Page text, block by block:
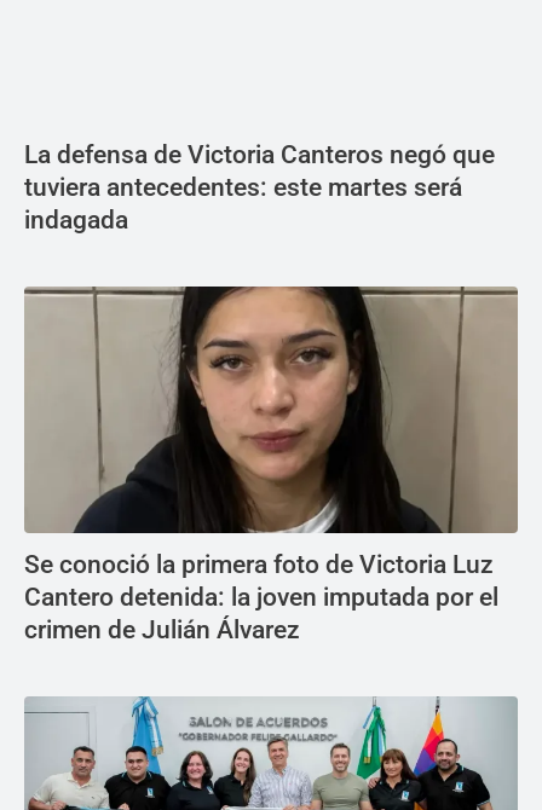
La defensa de Victoria Canteros negó que
tuviera antecedentes: este martes será
indagada
Se conoció la primera foto de Victoria Luz
Cantero detenida: la joven imputada por el
crimen de Julián Álvarez